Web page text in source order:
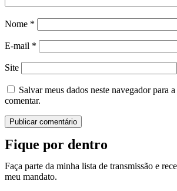
Nome *
E-mail *
Site
Salvar meus dados neste navegador para
comentar.
Fique por dentro
Faça parte da minha lista de transmissão e
meu mandato.